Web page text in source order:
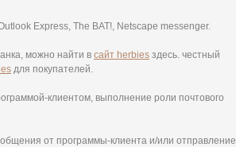
Express, The BAT!, Netscape messenger.
можно найти в сайт herbies здесь. честный
для покупателей.
клиентом, выполнение роли почтового
от программы-клиента и/или отправление